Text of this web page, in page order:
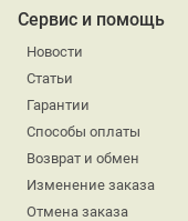
Сервис и помощь
Новости
Статьи
Гарантии
Способы оплаты
Возврат и обмен
Изменение заказа
Отмена заказа